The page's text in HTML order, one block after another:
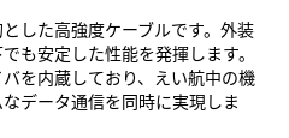
した高強度ケーブルです。外装
も安定した性能を発揮します。
を内蔵しており、えい航中の機
データ通信を同時に実現しま